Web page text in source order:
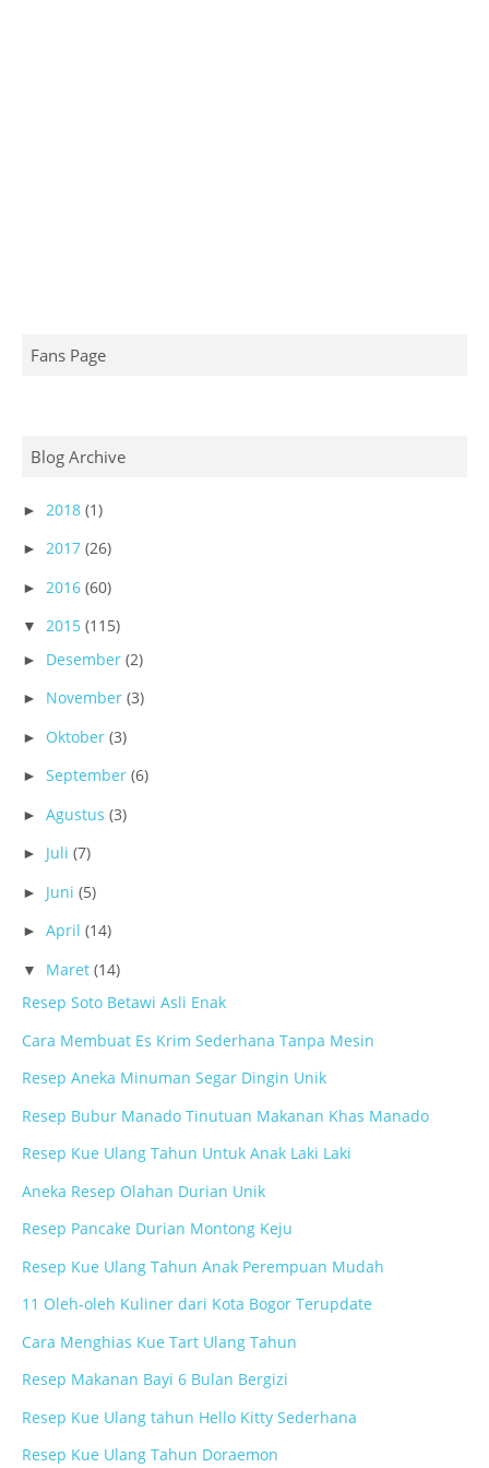
Fans Page
Blog Archive
► 2018 (1)
► 2017 (26)
► 2016 (60)
▼ 2015 (115)
► Desember (2)
► November (3)
► Oktober (3)
► September (6)
► Agustus (3)
► Juli (7)
► Juni (5)
► April (14)
▼ Maret (14)
Resep Soto Betawi Asli Enak
Cara Membuat Es Krim Sederhana Tanpa Mesin
Resep Aneka Minuman Segar Dingin Unik
Resep Bubur Manado Tinutuan Makanan Khas Manado
Resep Kue Ulang Tahun Untuk Anak Laki Laki
Aneka Resep Olahan Durian Unik
Resep Pancake Durian Montong Keju
Resep Kue Ulang Tahun Anak Perempuan Mudah
11 Oleh-oleh Kuliner dari Kota Bogor Terupdate
Cara Menghias Kue Tart Ulang Tahun
Resep Makanan Bayi 6 Bulan Bergizi
Resep Kue Ulang tahun Hello Kitty Sederhana
Resep Kue Ulang Tahun Doraemon